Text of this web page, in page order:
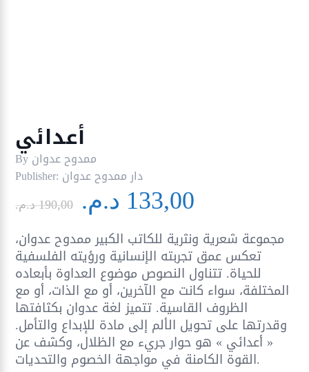
أعدائي
Byممدوح عدوان
Publisher: دار ممدوح عدوان
190,00 د.م. Le
prix
initial
était : 190,00 د.م..
133,00 د.م.
actuel
est :
مجموعة شعرية ونثرية للكاتب الكبير ممدوح عدوان،
تعكس عمق تجربته الإنسانية ورؤيته الفلسفية
للحياة. تتناول النصوص موضوع العداوة بأبعاده
المختلفة، سواء كانت مع الآخرين، أو مع الذات، أو مع
الظروف القاسية. تتميز لغة عدوان بكثافتها
وقدرتها على تحويل الألم إلى مادة للإبداع والتأمل.
« أعدائي » هو حوار جريء مع الظلال، وكشف عن
القوة الكامنة في مواجهة الخصوم والتحديات.